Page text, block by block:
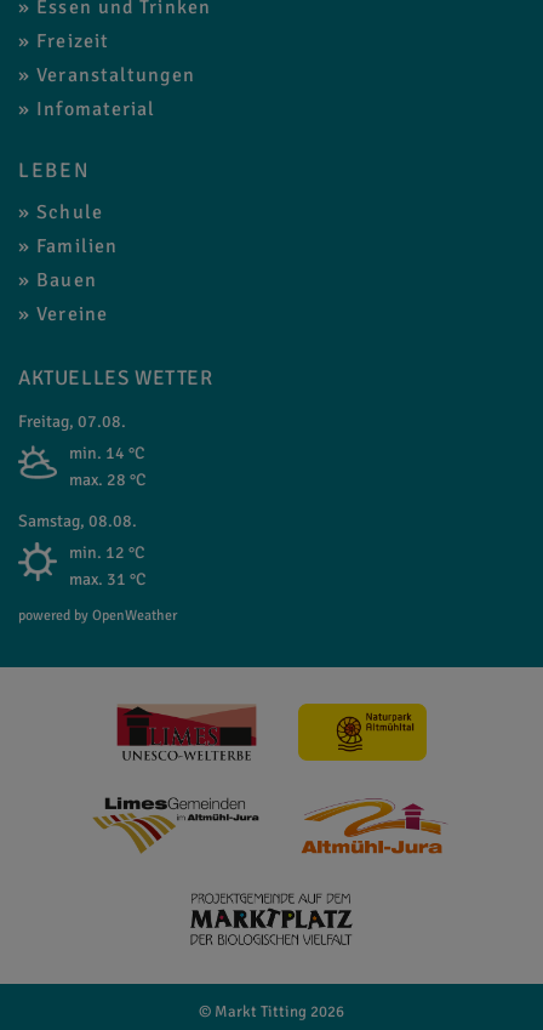
Essen und Trinken
Freizeit
Veranstaltungen
Infomaterial
LEBEN
Schule
Familien
Bauen
Vereine
AKTUELLES WETTER
Freitag, 07.08.
min. 14 °C
max. 28 °C
Samstag, 08.08.
min. 12 °C
max. 31 °C
powered by OpenWeather
© Markt Titting 2026